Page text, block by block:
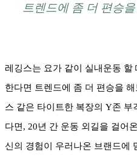
트렌드에 좀 더 편승
레깅스는 요가 같이 실내운동 할
한다면 트렌드에 좀 더 편승을
스 같은 타이트한 복장의 Y존 부
다면, 20년 간 운동 외길을 걸어
신의 경험이 우러나온 브랜드에